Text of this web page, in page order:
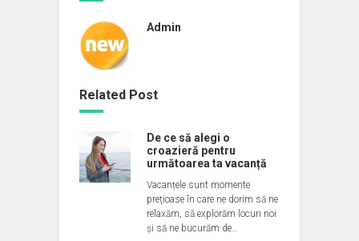
Admin
Related Post
De ce să alegi o
croazieră pentru
următoarea ta vacanță
Vacanțele sunt momente
prețioase în care ne dorim să ne
relaxăm, să explorăm locuri noi
și să ne bucurăm de…